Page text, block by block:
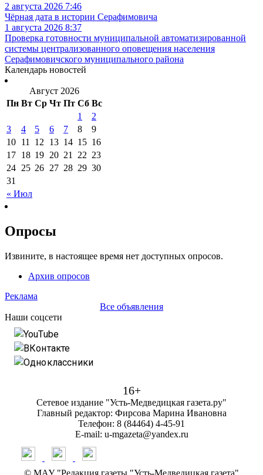
2 августа 2026 7:46
Чёрная дата в истории Серафимовича
1 августа 2026 8:37
Проверка готовности муниципальной автоматизированной
системы централизованного оповещения населения
Серафимовичского муниципального района
Календарь новостей
Август 2026
Пн Вт Ср Чт Пт Сб Вс
« Июл
1
2
3
4 5 6 7 8
9
10 11 12 13 14 15 16
17 18 19 20 21 22 23
24 25 26 27 28 29 30
31
Опросы
Извините, в настоящее время нет доступных опросов.
Архив опросов
Реклама
Все объявления
Наши соцсети
YouTube
ВКонтакте
Одноклассники
16+
Сетевое издание "Усть-Медведицкая газета.ру"
Главный редактор: Фирсова Марина Ивановна
Телефон: 8 (84464) 4-45-91
E-mail: u-mgazeta@yandex.ru
© МАУ "Редакция газеты "Усть-Медведицкая газета"